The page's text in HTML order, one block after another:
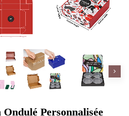
Personnalisée